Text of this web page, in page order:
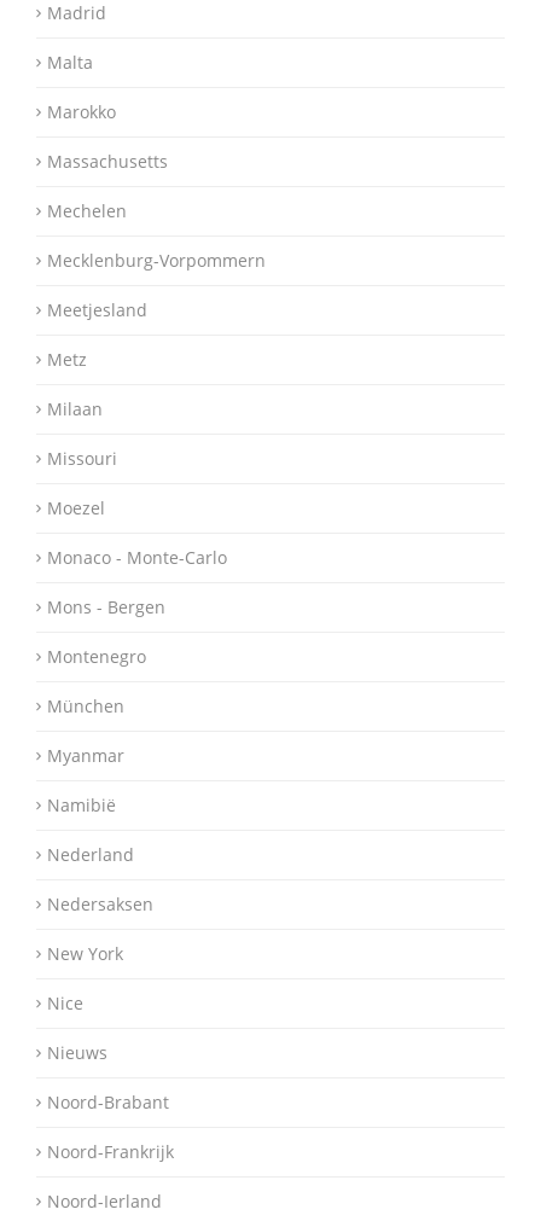
Madrid
Malta
Marokko
Massachusetts
Mechelen
Mecklenburg-Vorpommern
Meetjesland
Metz
Milaan
Missouri
Moezel
Monaco - Monte-Carlo
Mons - Bergen
Montenegro
München
Myanmar
Namibië
Nederland
Nedersaksen
New York
Nice
Nieuws
Noord-Brabant
Noord-Frankrijk
Noord-Ierland